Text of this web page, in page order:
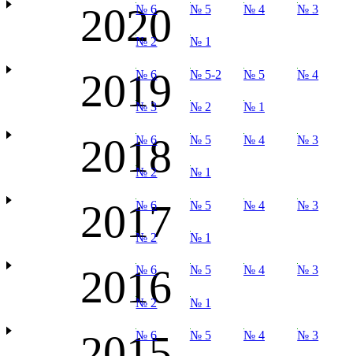
2020
№ 6 № 5 № 4 № 3
№ 2 № 1
2019
№ 6 № 5-2 № 5 № 4
№ 3 № 2 № 1
2018
№ 6 № 5 № 4 № 3
№ 2 № 1
2017
№ 6 № 5 № 4 № 3
№ 2 № 1
2016
№ 6 № 5 № 4 № 3
№ 2 № 1
№ 6 № 5 № 4 № 3